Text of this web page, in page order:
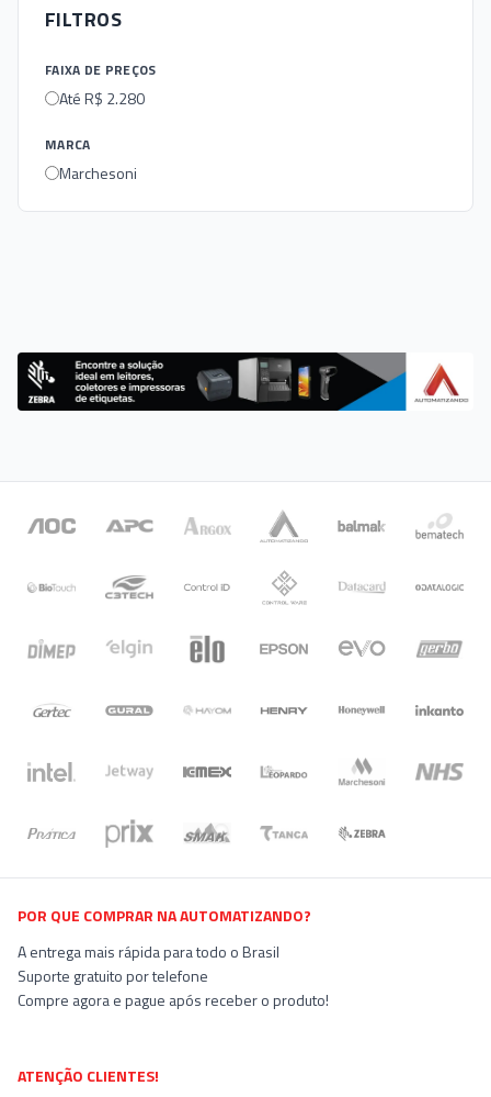
FILTROS
FAIXA DE PREÇOS
Até R$ 2.280
MARCA
Marchesoni
POR QUE COMPRAR NA AUTOMATIZANDO?
A entrega mais rápida para todo o Brasil
Suporte gratuito por telefone
Compre agora e pague após receber o produto!
ATENÇÃO CLIENTES!